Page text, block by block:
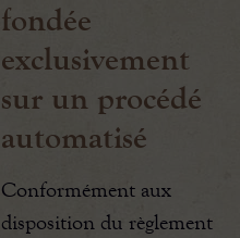
fondée
exclusivement
sur un procédé
automatisé
Conformément aux
disposition du règlement